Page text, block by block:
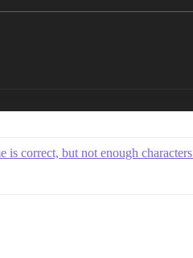
is correct, but not enough